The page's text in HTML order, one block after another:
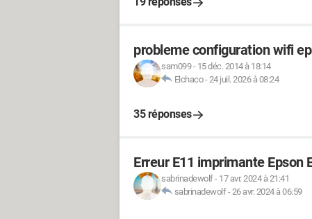
probleme configuration wifi
sam099- 15 déc. 2014 à 18:14
Elchaco-24 juil. 2026 à 08:24
35 réponses
Erreur E11 imprimante Epson
sabrinadewolf- 17 avr. 2024 à 21:41
sabrinadewolf-26 avr. 2024 à 06:59